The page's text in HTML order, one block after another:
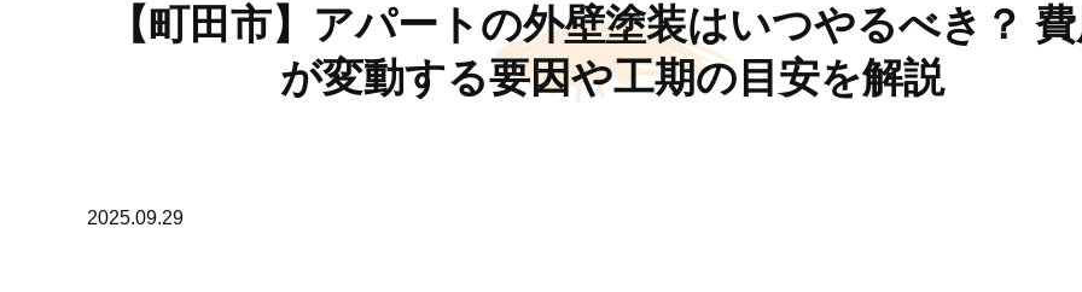
【町田市】アパートの外壁塗装はいつやるべき？ 費
が変動する要因や工期の目安を解説
2025.09.29